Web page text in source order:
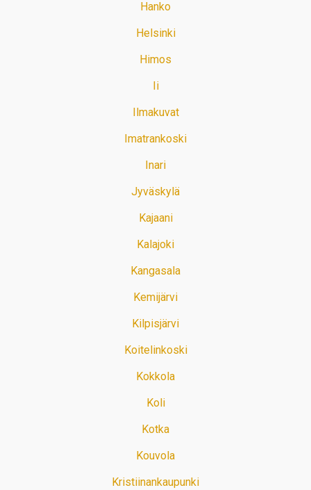
Hanko
Helsinki
Himos
Ii
Ilmakuvat
Imatrankoski
Inari
Jyväskylä
Kajaani
Kalajoki
Kangasala
Kemijärvi
Kilpisjärvi
Koitelinkoski
Kokkola
Koli
Kotka
Kouvola
Kristiinankaupunki